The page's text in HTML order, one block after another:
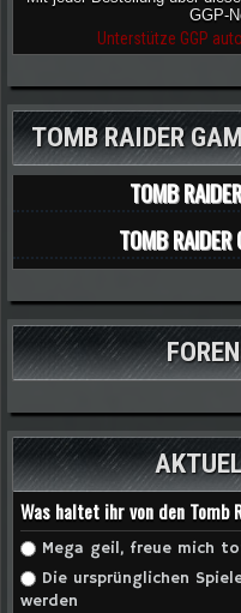
GGP-
Unterstütze GGP
TOMB RAIDER
TOMB
TOMB RAIDER
Was haltet ihr von den Tomb
Auswahlmöglichkeiten
Mega geil, freue mich
Die ursprünglichen
werden